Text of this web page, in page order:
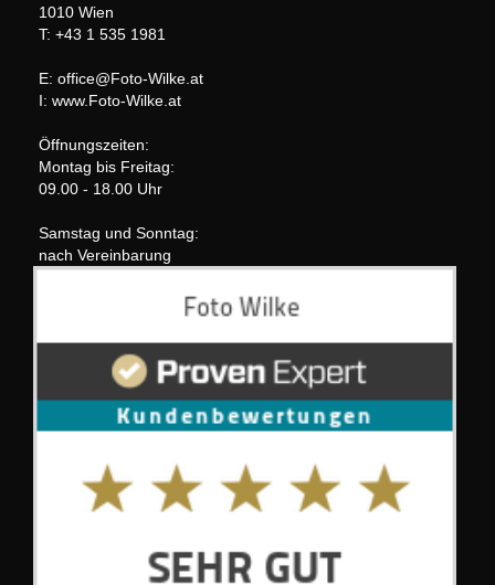
1010 Wien
T: +43 1 535 1981
E: office@Foto-Wilke.at
I: www.Foto-Wilke.at
Öffnungszeiten:
Montag bis Freitag:
09.00 - 18.00 Uhr
Samstag und Sonntag:
nach Vereinbarung